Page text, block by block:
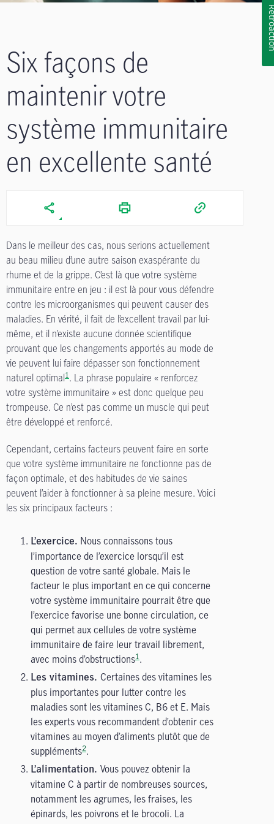
Six façons de
maintenir votre
système immunitaire
en excellente santé
Dans le meilleur des cas, nous serions actuellement
au beau milieu d’une autre saison exaspérante du
rhume et de la grippe. C’est là que votre système
immunitaire entre en jeu : il est là pour vous défendre
contre les microorganismes qui peuvent causer des
maladies. En vérité, il fait de l’excellent travail par lui-
même, et il n’existe aucune donnée scientifique
prouvant que les changements apportés au mode de
vie peuvent lui faire dépasser son fonctionnement
naturel optimal1. La phrase populaire « renforcez
votre système immunitaire » est donc quelque peu
trompeuse. Ce n’est pas comme un muscle qui peut
être développé et renforcé.
Cependant, certains facteurs peuvent faire en sorte
que votre système immunitaire ne fonctionne pas de
façon optimale, et des habitudes de vie saines
peuvent l’aider à fonctionner à sa pleine mesure. Voici
les six principaux facteurs :
L’exercice. Nous connaissons tous
l’importance de l’exercice lorsqu’il est
question de votre santé globale. Mais le
facteur le plus important en ce qui concerne
votre système immunitaire pourrait être que
l’exercice favorise une bonne circulation, ce
qui permet aux cellules de votre système
immunitaire de faire leur travail librement,
avec moins d’obstructions1.
Les vitamines. Certaines des vitamines les
plus importantes pour lutter contre les
maladies sont les vitamines C, B6 et E. Mais
les experts vous recommandent d’obtenir ces
vitamines au moyen d’aliments plutôt que de
suppléments2.
L’alimentation. Vous pouvez obtenir la
vitamine C à partir de nombreuses sources,
notamment les agrumes, les fraises, les
épinards, les poivrons et le brocoli. La